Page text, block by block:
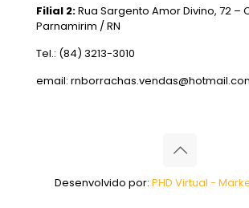
Filial 2:Rua Sargento Amor Divino, 72 –
Parnamirim / RN
Tel.: (84) 3213-3010
email:
Desenvolvido por: PHD Virtual -